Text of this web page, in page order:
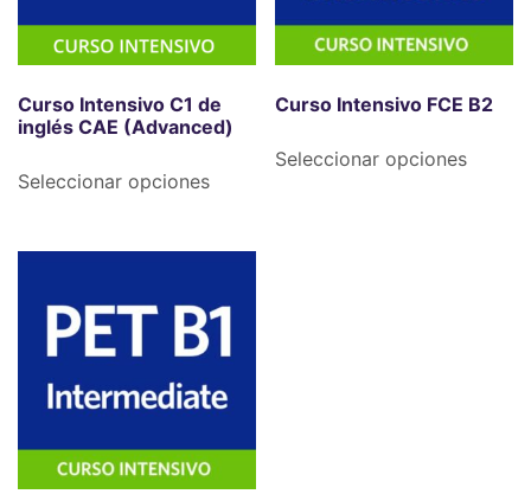
Curso Intensivo C1 de
inglés CAE (Advanced)
Seleccionar opciones
Curso Intensivo FCE B2
Seleccionar opciones